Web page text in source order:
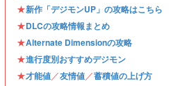
★新作「デジモンUP」の攻略はこちら
★DLCの攻略情報まとめ
★Alternate Dimensionの攻略
★進行度別おすすめデジモン
★才能値／友情値／蓄積値の上げ方